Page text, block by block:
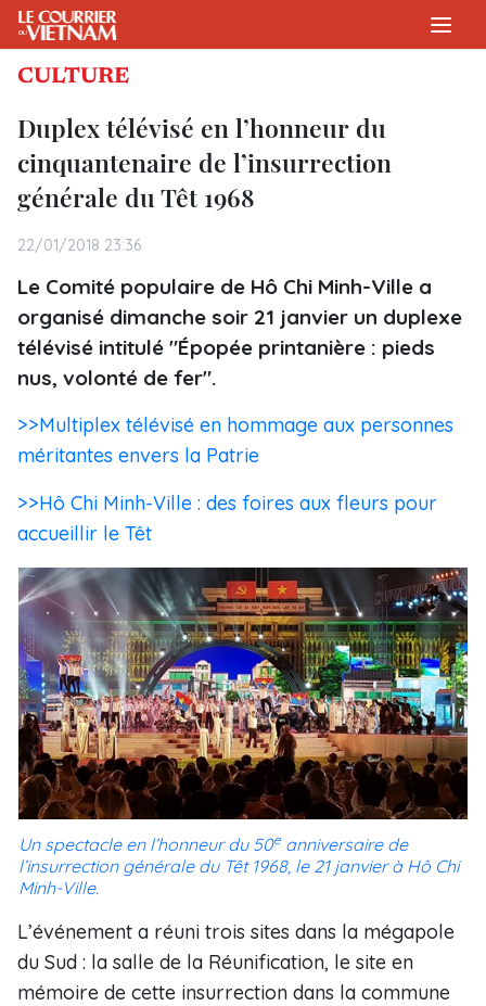
CULTURE
Duplex télévisé en l’honneur du
cinquantenaire de l’insurrection
générale du Têt 1968
22/01/2018 23:36
Le Comité populaire de Hô Chi Minh-Ville a
organisé dimanche soir 21 janvier un duplexe
télévisé intitulé "Épopée printanière : pieds
nus, volonté de fer".
>>Multiplex télévisé en hommage aux personnes
méritantes envers la Patrie
>>Hô Chi Minh-Ville : des foires aux fleurs pour
accueillir le Têt
Un spectacle en l’honneur du 50e anniversaire de
l’insurrection générale du Têt 1968, le 21 janvier à Hô Chi
Minh-Ville.
L’événement a réuni trois sites dans la mégapole
du Sud : la salle de la Réunification, le site en
mémoire de cette insurrection dans la commune